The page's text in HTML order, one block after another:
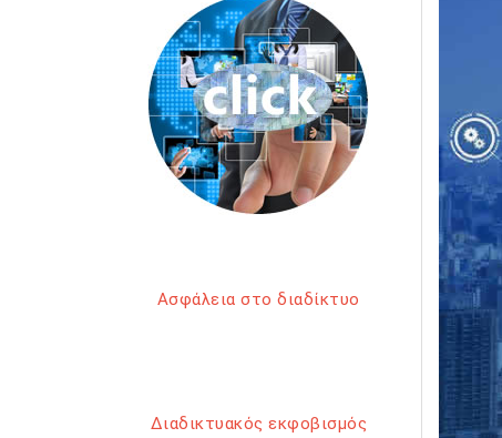
Ασφάλεια στο διαδίκτυο
Διαδικτυακός εκφοβισμός